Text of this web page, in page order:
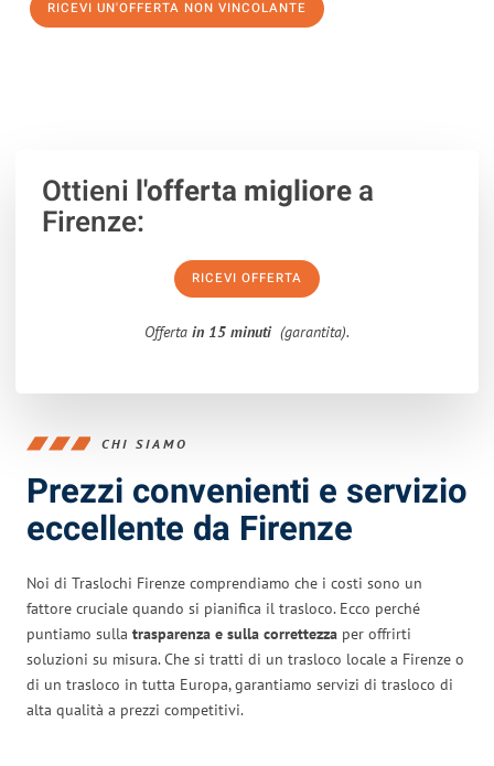
RICEVI UN'OFFERTA NON VINCOLANTE
Ottieni l'offerta migliorea
Firenze:
RICEVI OFFERTA
Offerta in 15 minuti (garantita).
CHI SIAMO
Prezzi convenienti e servizio
eccellente da Firenze
Noi di Traslochi Firenze comprendiamo che i costi sono un
fattore cruciale quando si pianifica il trasloco. Ecco perché
puntiamo sulla trasparenza e sulla correttezza per offrirti
soluzioni su misura. Che si tratti di un trasloco locale a Firenze o
di un trasloco in tutta Europa, garantiamo servizi di trasloco di
alta qualità a prezzi competitivi.